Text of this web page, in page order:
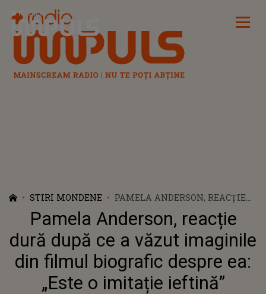
Radio Impuls
STIRI MONDENE
PAMELA ANDERSON, REACȚIE
DURĂ DUPĂ CE A VĂZUT
IMAGINILE DIN FILMUL
BIOGRAFIC DESPRE EA: „ESTE O
IMITAȚIE IEFTINĂ”
Pamela Anderson, reacție
dură după ce a văzut imaginile
din filmul biografic despre ea:
„Este o imitație ieftină”